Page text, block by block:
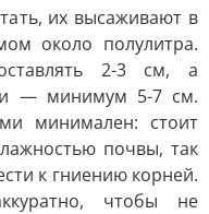
их высаживают в
около полулитра.
2-3 см, а
— минимум 5-7 см.
минимален: стоит
почвы, так
к гниению корней.
чтобы не